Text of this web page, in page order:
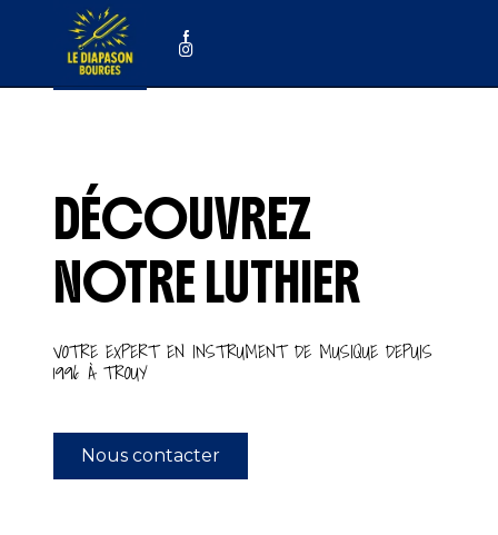
DÉCOUVREZ
NOTRE LUTHIER
VOTRE EXPERT EN INSTRUMENT DE MUSIQUE DEPUIS
1996 À TROUY
Nous contacter
Panneau de gestion des cookies